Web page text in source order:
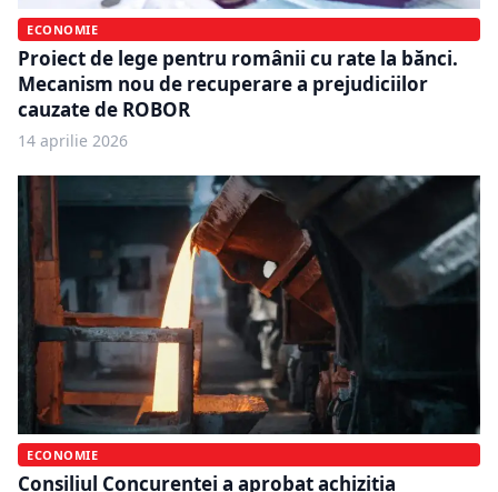
ECONOMIE
Proiect de lege pentru românii cu rate la bănci.
Mecanism nou de recuperare a prejudiciilor
cauzate de ROBOR
14 aprilie 2026
ECONOMIE
Consiliul Concurenței a aprobat achiziția